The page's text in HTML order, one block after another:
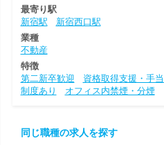
最寄り駅
新宿駅
新宿西口駅
業種
不動産
特徴
第二新卒歓迎
資格取得支援・手
制度あり
オフィス内禁煙・分煙
同じ職種の求人を探す